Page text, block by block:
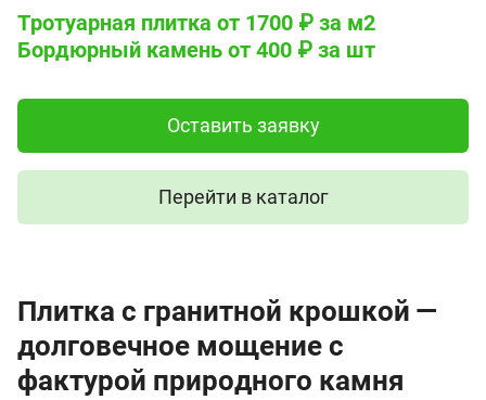
Тротуарная плитка от 1700 ₽ за м2
Бордюрный камень от 400 ₽ за шт
Оставить заявку
Перейти в каталог
Плитка с гранитной крошкой —
долговечное мощение с
фактурой природного камня